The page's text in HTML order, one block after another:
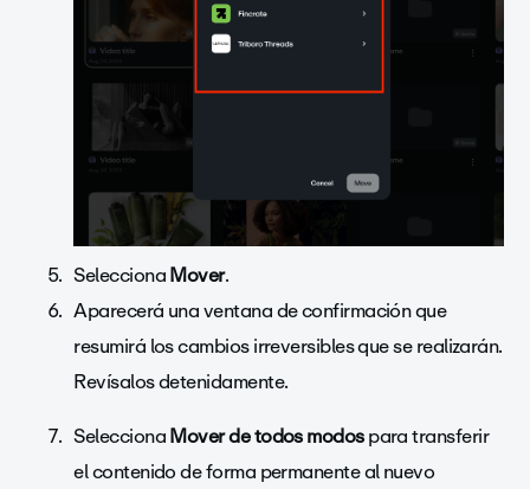
SeleccionaMover.
Aparecerá una ventana de confirmación que
resumirá los cambios irreversibles que se realizarán.
Revísalos detenidamente.
SeleccionaMover de todos modospara transferir
el contenido de forma permanente al nuevo